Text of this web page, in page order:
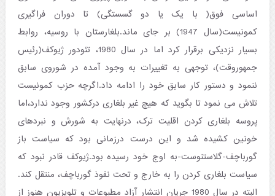
اساسی فوق( با یک یا دو گسستگی) تا دوران فراگیری
کمونیست(سال 1947) بر جای ماند.بلغارستان با روسیه، روابط
بسیار نزدیکی برقرار کرد اما در سال 1980، تئودور ژیوکف(رئیس
جمهوروقت)، توجهی به تغییرات به وجود آمده در شوروی سابق
ننمود و دستور کار سابق خود را ادامه داد.اگرچه حزب کمونیست
تلاش می نمود تا بگوید که هیچ غیر بلغاری درکشور وجود ندارد،اما
پروسه بلغاری کردن اقلیت ترک، درنهایت به شورش و نبردهای
خونین کشیده شد و این درست درزمانی بود که سیاست باز
گورباچف-گلاستنوست-به اوج خود رسیده بود.ژیوکف قادر نبود که
سیاست بلغاری کردن را به خارج و تحت نفوذ گورباچف، منتقل کند.
البته در سال 1980 جریان انتشار آزاد مطبوعات و تلویزیون هنوز از